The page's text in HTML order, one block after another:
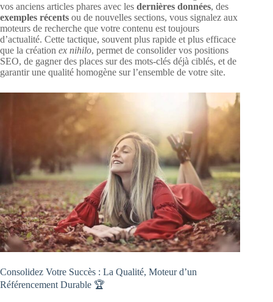
vos anciens articles phares avec les dernières données, des
exemples récents ou de nouvelles sections, vous signalez aux
moteurs de recherche que votre contenu est toujours
d’actualité. Cette tactique, souvent plus rapide et plus efficace
que la création ex nihilo, permet de consolider vos positions
SEO, de gagner des places sur des mots-clés déjà ciblés, et de
garantir une qualité homogène sur l’ensemble de votre site.
Consolidez Votre Succès : La Qualité, Moteur d’un
Référencement Durable 🏆